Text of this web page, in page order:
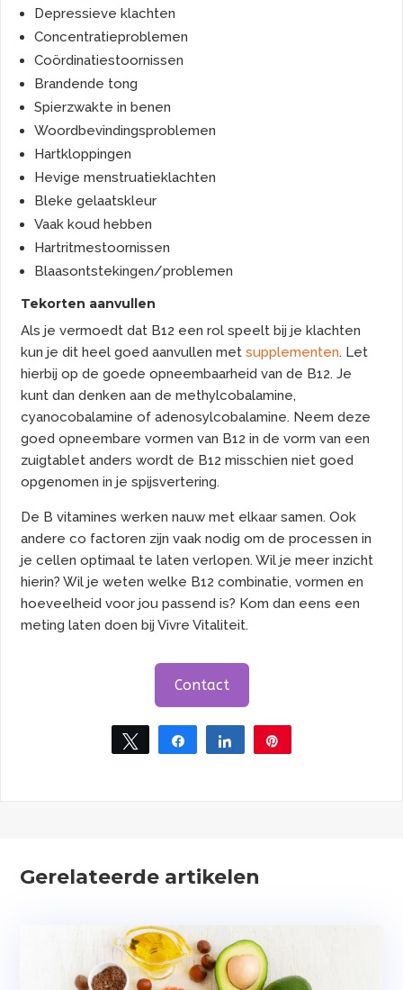
Depressieve klachten
Concentratieproblemen
Coördinatiestoornissen
Brandende tong
Spierzwakte in benen
Woordbevindingsproblemen
Hartkloppingen
Hevige menstruatieklachten
Bleke gelaatskleur
Vaak koud hebben
Hartritmestoornissen
Blaasontstekingen/problemen
Tekorten aanvullen
Als je vermoedt dat B12 een rol speelt bij je klachten
kun je dit heel goed aanvullen metsupplementen. Let
hierbij op de goede opneembaarheid van de B12. Je
kunt dan denken aan de methylcobalamine,
cyanocobalamine of adenosylcobalamine. Neem deze
goed opneembare vormen van B12 in de vorm van een
zuigtablet anders wordt de B12 misschien niet goed
opgenomen in je spijsvertering.
De B vitamines werken nauw met elkaar samen. Ook
andere co factoren zijn vaak nodig om de processen in
je cellen optimaal te laten verlopen. Wil je meer inzicht
hierin? Wil je weten welke B12 combinatie, vormen en
hoeveelheid voor jou passend is? Kom dan eens een
meting laten doen bij Vivre Vitaliteit.
Contact
Tweet Share Share
Gerelateerde artikelen